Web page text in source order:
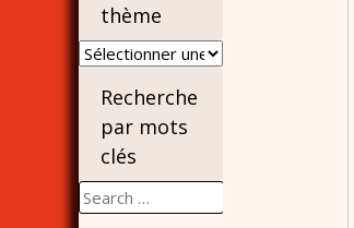
thème
Articles
thème
Recherche
par mots
clés
Search
for: